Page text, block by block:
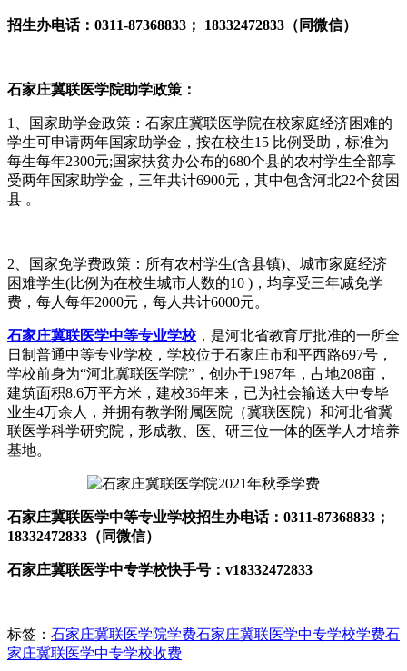
招生办电话：0311-87368833； 18332472833（同微信）
石家庄冀联医学院助学政策：
1、国家助学金政策：石家庄冀联医学院在校家庭经济困难的
学生可申请两年国家助学金，按在校生15 比例受助，标准为
每生每年2300元;国家扶贫办公布的680个县的农村学生全部享
受两年国家助学金，三年共计6900元，其中包含河北22个贫困
县 。
2、国家免学费政策：所有农村学生(含县镇)、城市家庭经济
困难学生(比例为在校生城市人数的10 )，均享受三年减免学
费，每人每年2000元，每人共计6000元。
石家庄冀联医学中等专业学校 ，是河北省教育厅批准的一所全
日制普通中等专业学校，学校位于石家庄市和平西路697号，
学校前身为“河北冀联医学院”，创办于1987年，占地208亩，
建筑面积8.6万平方米，建校36年来，已为社会输送大中专毕
业生4万余人，并拥有教学附属医院（冀联医院）和河北省冀
联医学科学研究院，形成教、医、研三位一体的医学人才培养
基地。
石家庄冀联医学中等专业学校招生办电话：0311-87368833；
18332472833（同微信）
石家庄冀联医学中专学校快手号：v18332472833
标签： 石家庄冀联医学院学费石家庄冀联医学中专学校学费石
家庄冀联医学中专学校收费